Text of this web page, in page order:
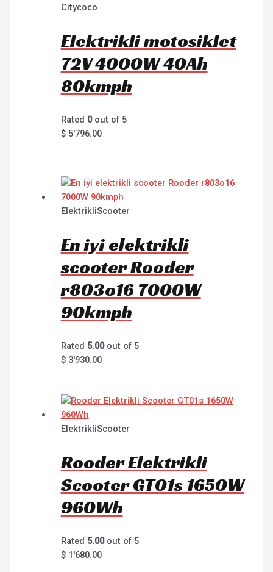
Citycoco
Elektrikli motosiklet
72V 4000W 40Ah
80kmph
Rated 0out of 5
$5'796.00
ElektrikliScooter
En iyi elektrikli
scooter Rooder
r803o16 7000W
90kmph
Rated 5.00out of 5
$3'930.00
ElektrikliScooter
Rooder Elektrikli
Scooter GT01s 1650W
960Wh
Rated 5.00out of 5
$1'680.00